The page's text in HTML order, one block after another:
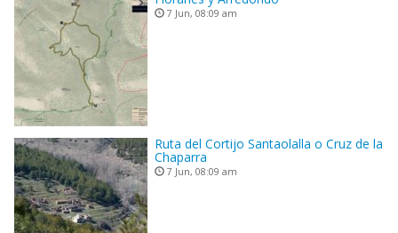
7 Jun, 08:09 am
Ruta del Cortijo Santaolalla o Cruz de la
Chaparra
7 Jun, 08:09 am